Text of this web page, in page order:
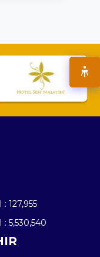
: 127,955
: 5,530,540